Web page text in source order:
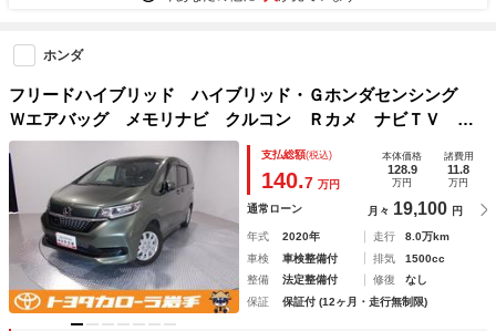
ホンダ
フリードハイブリッド ハイブリッド・Ｇホンダセンシング
Ｗエアバッグ メモリナビ クルコン Ｒカメ ナビＴＶ Ｌ
ＥＤライト ＶＳＡ 地デジＴＶ ＡＢＳ ＥＴＣ アイス
ト 運転席エアバッグ キーフリーシステム オートエアコ
ン パワーウインドウ パワステ
支払総額(税込)
140.7 万円
本体価格
128.9
万円
諸費用
11.8
万円
通常ローン 月々 19,100 円
年式 2020年 走行
8.0万km
車検
車検整備付 排気
1500cc
整備
法定整備付 修復
なし
保証
保証付 (12ヶ月・走行無制限)